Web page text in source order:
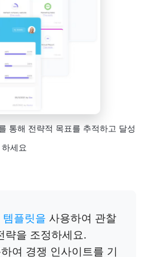
통해 전략적 목표를 추적하고 달성
하세요
플릿을 사용하여 관찰
략을 조정하세요.
여 경쟁 인사이트를 기